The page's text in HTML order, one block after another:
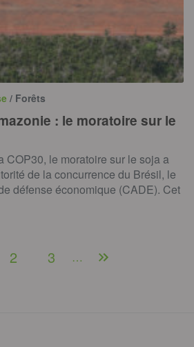
/ Forêts
: le moratoire sur le
COP30, le moratoire sur le soja a
de la concurrence du Brésil, le
défense économique (CADE). Cet
2 3 …